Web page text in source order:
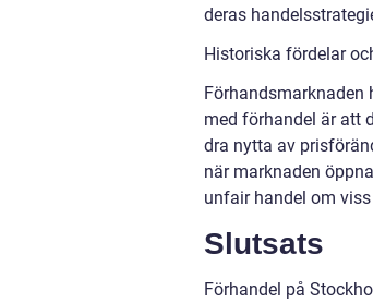
deras
Historiska fördelar
Förhandsmarknaden
med förhandel är att
dra nytta av
när marknaden
unfair handel om
Slutsats
Förhandel på